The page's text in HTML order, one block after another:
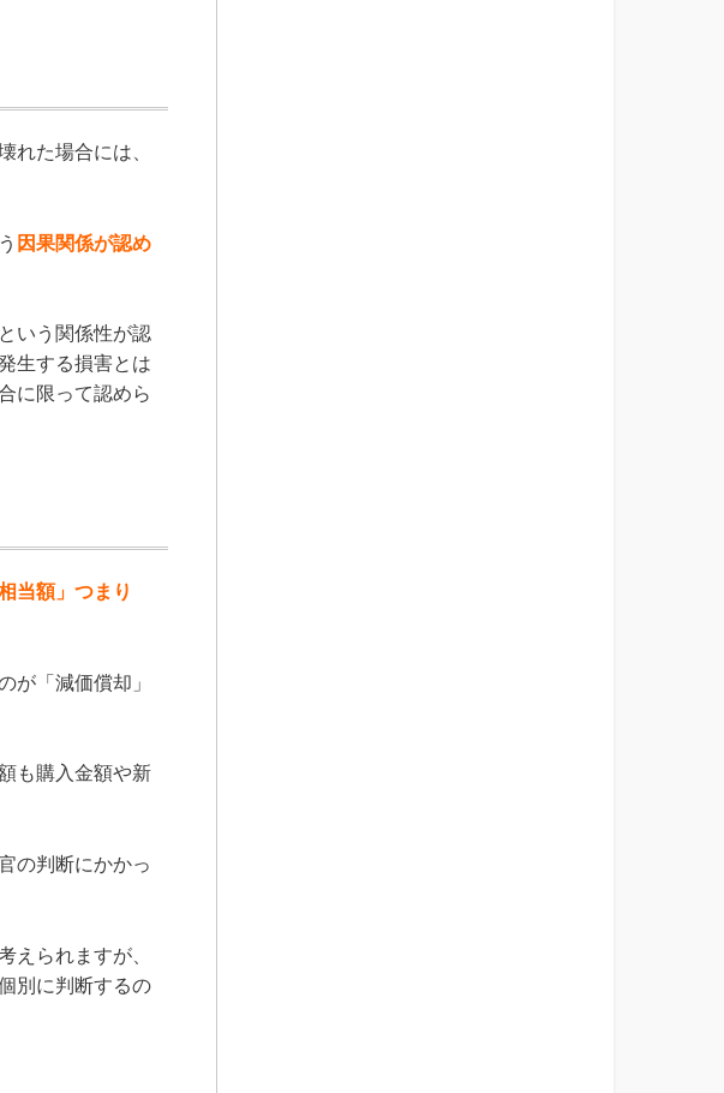
れた場合には、
因果関係が認め
いう関係性が認
生する損害とは
に限って認めら
当額」つまり
が「減価償却」
も購入金額や新
の判断にかかっ
えられますが、
別に判断するの